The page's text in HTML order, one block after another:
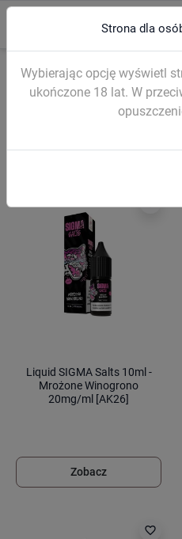
Strona główna Wyniki
Wyniki wyszukiwania
Liquid SIGMA Salts 10ml -
Mrożone Winogrono
20mg/ml [AK26]
Zobacz
favorite_border
Strona dla
Wybierając opcję wyświetl
ukończone 18 lat. W